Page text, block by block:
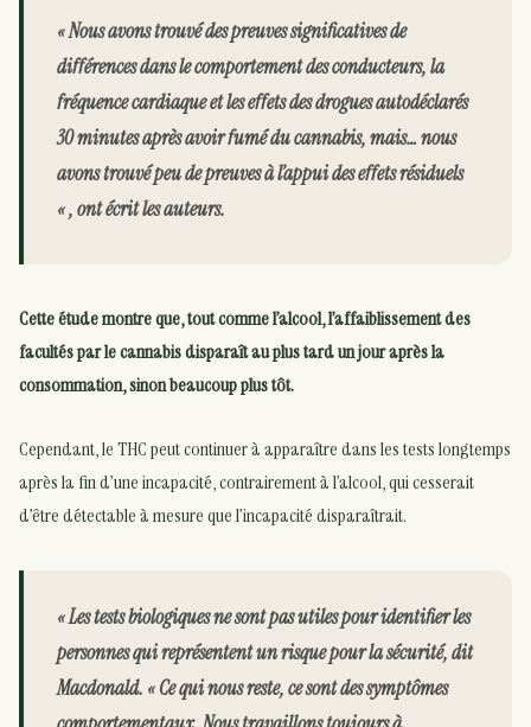
« Nous avons trouvé des preuves significatives de
différences dans le comportement des conducteurs, la
fréquence cardiaque et les effets des drogues autodéclarés
30 minutes après avoir fumé du cannabis, mais… nous
avons trouvé peu de preuves à l’appui des effets résiduels
« , ont écrit les auteurs.
Cette étude montre que, tout comme l’alcool, l’affaiblissement des
facultés par le cannabis disparaît au plus tard un jour après la
consommation, sinon beaucoup plus tôt.
Cependant, le THC peut continuer à apparaître dans les tests longtemps
après la fin d’une incapacité, contrairement à l’alcool, qui cesserait
d’être détectable à mesure que l’incapacité disparaîtrait.
« Les tests biologiques ne sont pas utiles pour identifier les
personnes qui représentent un risque pour la sécurité, dit
Macdonald. « Ce qui nous reste, ce sont des symptômes